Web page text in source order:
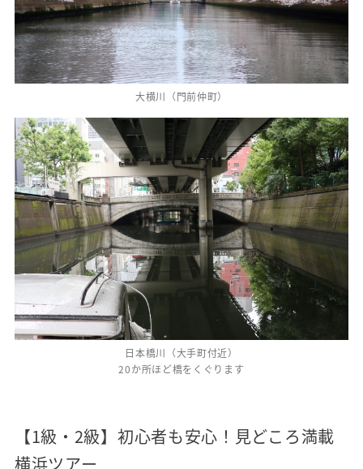
大横川（門前仲町）
日本橋川（大手町付近）
20か所ほど橋をくぐります
【1級・2級】初心者も安心！見どころ満載
横浜ツアー